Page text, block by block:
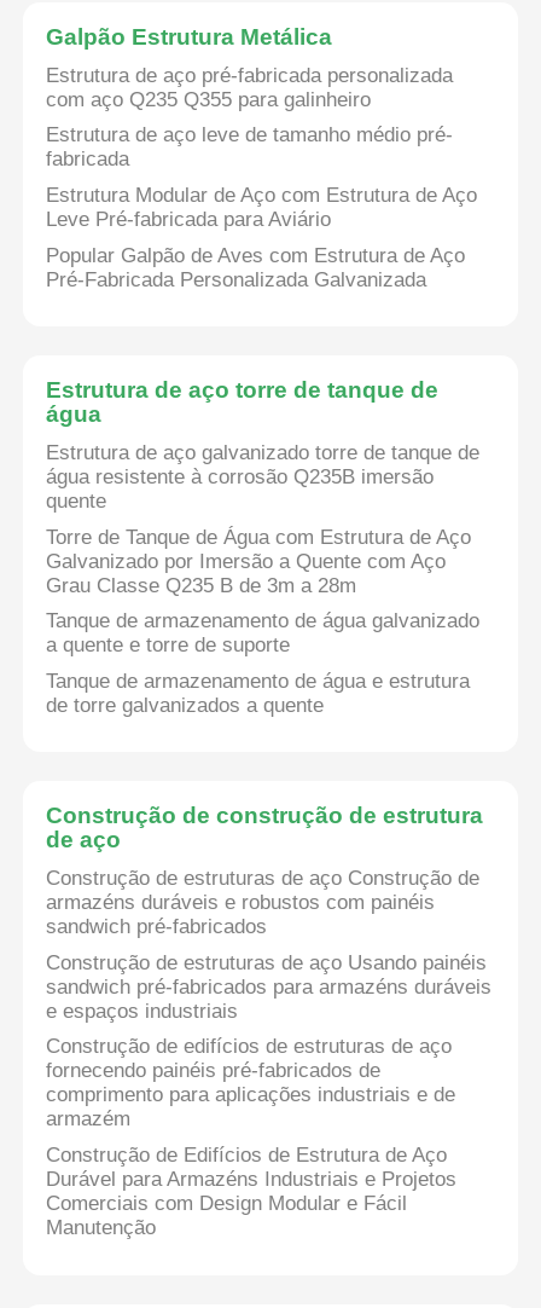
armazém de estrutura de aço
Construção comercial de aço
Estruturas de mineração
Hangar de Aviões com Estrutura de Aço
Galpão Estrutura Metálica
Estrutura de aço torre de tanque de água
Construção de construção de estrutura de aço
Estrutura de aço revestida em pó
Galpão Estrutura Metálica
Estrutura de aço pré-fabricada personalizada
com aço Q235 Q355 para galinheiro
Estrutura de aço leve de tamanho médio pré-
fabricada
Estrutura Modular de Aço com Estrutura de Aço
Leve Pré-fabricada para Aviário
Popular Galpão de Aves com Estrutura de Aço
Pré-Fabricada Personalizada Galvanizada
Estrutura de aço torre de tanque de
água
Estrutura de aço galvanizado torre de tanque de
água resistente à corrosão Q235B imersão
quente
Torre de Tanque de Água com Estrutura de Aço
Galvanizado por Imersão a Quente com Aço
Grau Classe Q235 B de 3m a 28m
Tanque de armazenamento de água galvanizado
a quente e torre de suporte
Tanque de armazenamento de água e estrutura
de torre galvanizados a quente
Construção de construção de estrutura
de aço
Construção de estruturas de aço Construção de
armazéns duráveis e robustos com painéis
sandwich pré-fabricados
Construção de estruturas de aço Usando painéis
sandwich pré-fabricados para armazéns duráveis
e espaços industriais
Construção de edifícios de estruturas de aço
fornecendo painéis pré-fabricados de
comprimento para aplicações industriais e de
armazém
Construção de Edifícios de Estrutura de Aço
Durável para Armazéns Industriais e Projetos
Comerciais com Design Modular e Fácil
Manutenção